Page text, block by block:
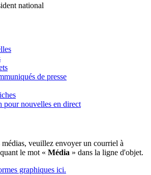
national
de presse
pour nouvelles en direct
médias, veuillez envoyer un courriel à
le mot « Média » dans la ligne d'objet.
graphiques ici.